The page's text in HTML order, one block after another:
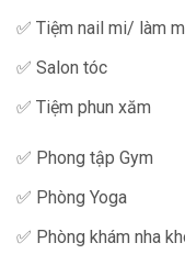
✅ Tiệm nail mi/ làm
✅ Salon tóc
✅ Tiệm phun xăm
✅ Phong tập Gym
✅ Phòng Yoga
✅ Phòng khám nha